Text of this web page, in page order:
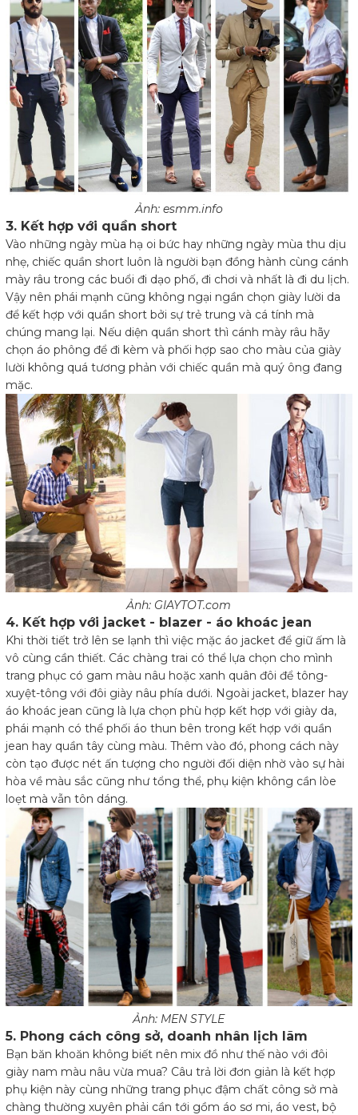
Ảnh: esmm.info
3. Kết hợp với quần short
Vào những ngày mùa hạ oi bức hay những ngày mùa thu dịu
nhẹ, chiếc quần short luôn là người bạn đồng hành cùng cánh
mày râu trong các buổi đi dạo phố, đi chơi và nhất là đi du lịch.
Vậy nên phái mạnh cũng không ngại ngần chọn giày lười da
để kết hợp với quần short bởi sự trẻ trung và cá tính mà
chúng mang lại. Nếu diện quần short thì cánh mày râu hãy
chọn áo phông để đi kèm và phối hợp sao cho màu của giày
lười không quá tương phản với chiếc quần mà quý ông đang
mặc.
Ảnh: GIAYTOT.com
4. Kết hợp với jacket - blazer - áo khoác jean
Khi thời tiết trở lên se lạnh thì việc mặc áo jacket để giữ ấm là
vô cùng cần thiết. Các chàng trai có thể lựa chọn cho mình
trang phục có gam màu nâu hoặc xanh quân đôi để tông-
xuyệt-tông với đôi giày nâu phía dưới. Ngoài jacket, blazer hay
áo khoác jean cũng là lựa chọn phù hợp kết hợp với giày da,
phái mạnh có thể phối áo thun bên trong kết hợp với quần
jean hay quần tây cùng màu. Thêm vào đó, phong cách này
còn tạo được nét ấn tượng cho người đối diện nhờ vào sự hài
hòa về màu sắc cũng như tổng thể, phụ kiện không cần lòe
loẹt mà vẫn tôn dáng.
Ảnh: MEN STYLE
5. Phong cách công sở, doanh nhân lịch lãm
Bạn băn khoăn không biết nên mix đồ như thế nào với đôi
giày nam màu nâu vừa mua? Câu trả lời đơn giản là kết hợp
phụ kiện này cùng những trang phục đậm chất công sở mà
chàng thường xuyên phải cần tới gồm áo sơ mi, áo vest, bộ